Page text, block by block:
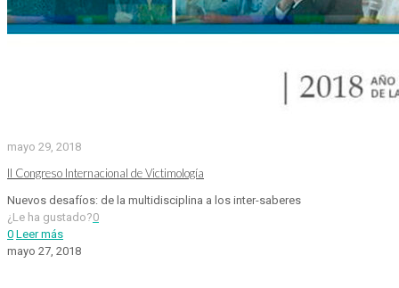
mayo 29, 2018
II Congreso Internacional de Victimología
Nuevos desafíos: de la multidisciplina a los inter-saberes
¿Le ha gustado?0
0 Leer más
mayo 27, 2018